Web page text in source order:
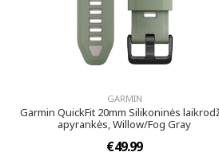
GARMIN
Garmin QuickFit 20mm Silikoninės
apyrankės, Willow/Fog Gray
€49.99